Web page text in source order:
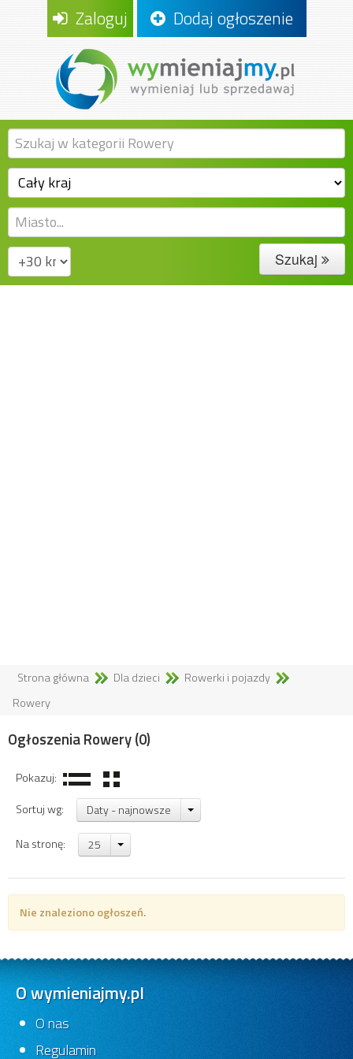
Zaloguj Dodaj ogłoszenie
Szukaj
Strona główna Dla dzieci
Rowerki i pojazdy
Rowery
Ogłoszenia Rowery(0)
Pokazuj:
Sortuj wg:
Daty - najnowsze
Na stronę: 25
Nie znaleziono ogłoszeń.
O wymieniajmy.pl
O nas
Regulamin